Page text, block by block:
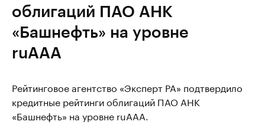
облигаций ПАО АНК
«Башнефть» на уровне
ruAAA
Рейтинговое агентство «Эксперт РА» подтвердило
кредитные рейтинги облигаций ПАО АНК
«Башнефть» на уровне ruAAA.